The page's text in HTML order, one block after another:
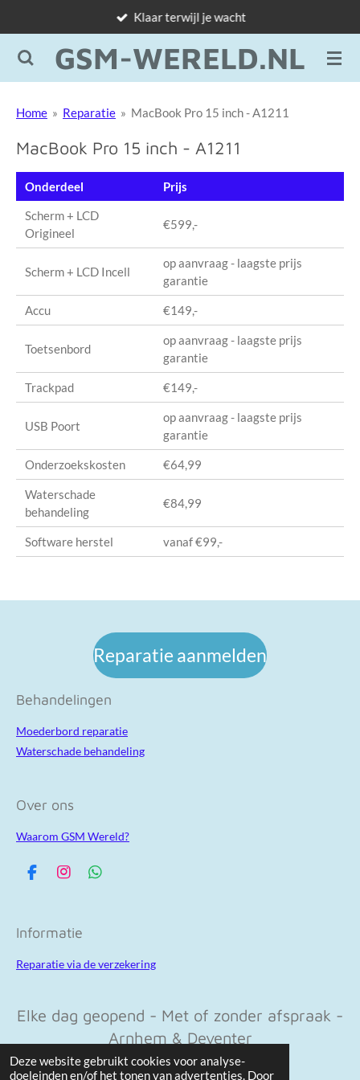
Deze website gebruikt cookies voor analyse-
doeleinden en/of het tonen van advertenties. Door
naar
de
GSM-WERELD.NL
Klaar terwijl je wacht
Home » Reparatie » MacBook Pro 15 inch - A1211
MacBook Pro 15 inch - A1211
Onderdeel
Prijs
Scherm + LCD
Origineel
€599,-
Scherm + LCD Incell
op aanvraag - laagste prijs
garantie
Accu €149,-
Toetsenbord
op aanvraag - laagste prijs
garantie
Trackpad €149,-
USB Poort
op aanvraag - laagste prijs
garantie
Onderzoekskosten €64,99
Waterschade
behandeling
€84,99
Software herstel vanaf €99,-
Reparatie aanmelden
Behandelingen
Moederbord reparatie
Waterschade behandeling
Over ons
Waarom GSM Wereld?
F
b
o
I
a
r
W
p
Informatie
Reparatie via de verzekering
Elke dag geopend - Met of zonder afspraak -
Arnhem & Deventer
© 2023 - 2026 Gsm-wereld.nl